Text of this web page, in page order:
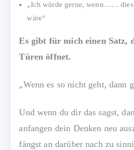
„Ich würde gerne, wenn…… dies
wäre“
Es gibt für mich einen Satz,
Türen öffnet.
„Wenn es so nicht geht, dann
Und wenn du dir das sagst,
anfangen dein Denken neu
fängst an darüber nach zu